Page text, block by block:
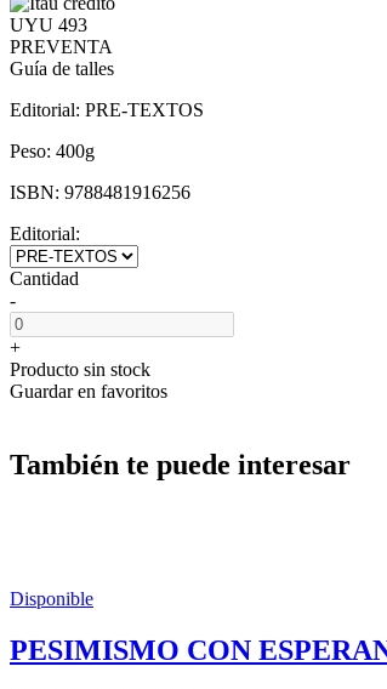
UYU 493
PREVENTA
Guía de talles
Editorial: PRE-TEXTOS
Peso: 400g
ISBN: 9788481916256
Editorial:
Cantidad
-
+
Producto sin stock
Guardar en favoritos
También te puede interesar
Disponible
PESIMISMO CON